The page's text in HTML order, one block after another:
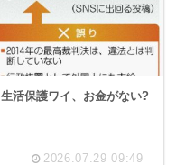
生活保護ワイ、お金がない?
2026.07.29 09:49